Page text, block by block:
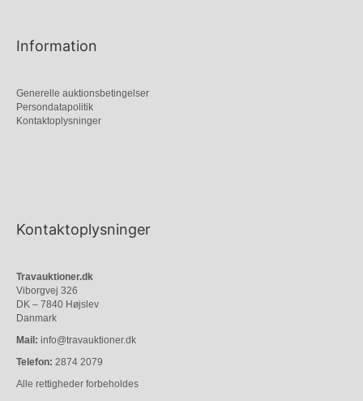
Information
Generelle auktionsbetingelser
Persondatapolitik
Kontaktoplysninger
Kontaktoplysninger
Travauktioner.dk
Viborgvej 326
DK – 7840 Højslev
Danmark
Mail: info@travauktioner.dk
Telefon: 2874 2079
Alle rettigheder forbeholdes